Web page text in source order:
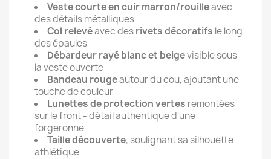
Veste courte en cuir marron/rouilleavec
des détails métalliques
Col relevéavec desrivets décoratifs le long
des épaules
Débardeur rayé blanc et beigevisible sous
la veste ouverte
Bandeau rougeautour du cou, ajoutant une
touche de couleur
Lunettes de protection vertes remontées
sur le front - détail authentique d'une
forgeronne
Taille découverte, soulignant sa silhouette
athlétique